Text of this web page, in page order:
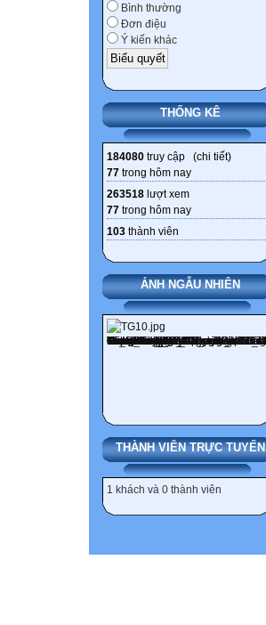
Bình thường
Đơn điệu
Ý kiến khác
THỐNG KÊ
184080 truy cập (chi tiết)
77 trong hôm nay
263518 lượt xem
77 trong hôm nay
103 thành viên
ẢNH NGẪU NHIÊN
THÀNH VIÊN TRỰC TUYẾN
1 khách và 0 thành viên